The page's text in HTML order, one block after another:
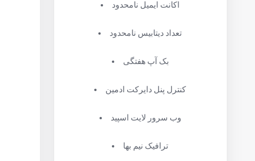
اکانت ایمیل نامحدود
تعداد دیتابیس نامحدود
بک آپ هفتگی
کنترل پنل دایرکت ادمین
وب سرور لایت اسپید
ترافیک نیم بها